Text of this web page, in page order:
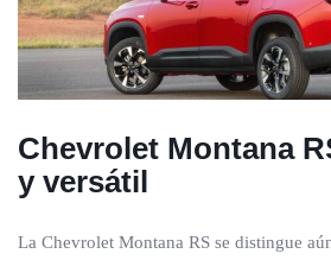
Chevrolet Montana
y versátil
La Chevrolet Montana RS se distingue